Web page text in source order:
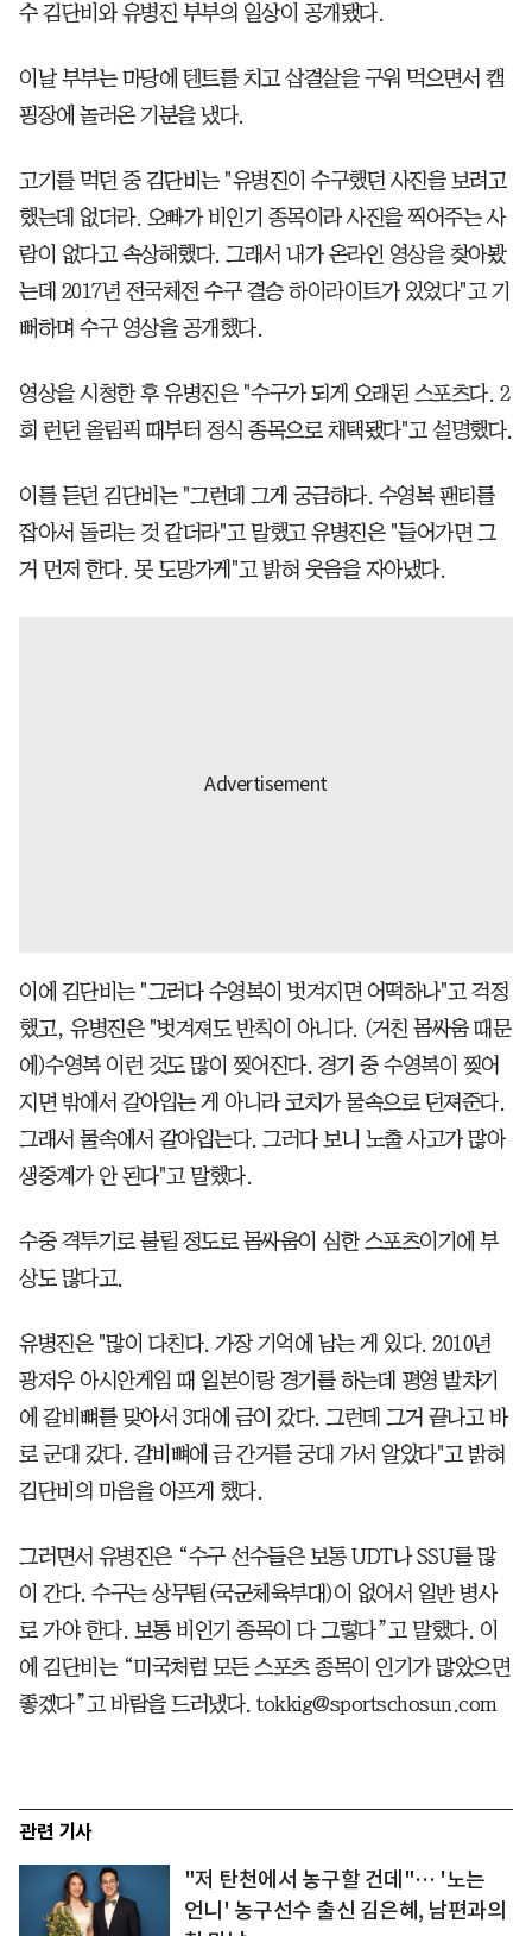
수 김단비와 유병진 부부의 일상이 공개됐다.
이날 부부는 마당에 텐트를 치고 삽결살을 구워 먹으면서 캠
핑장에 놀러온 기분을 냈다.
고기를 먹던 중 김단비는 "유병진이 수구했던 사진을 보려고
했는데 없더라. 오빠가 비인기 종목이라 사진을 찍어주는 사
람이 없다고 속상해했다. 그래서 내가 온라인 영상을 찾아봤
는데 2017년 전국체전 수구 결승 하이라이트가 있었다"고 기
뻐하며 수구 영상을 공개했다.
영상을 시청한 후 유병진은 "수구가 되게 오래된 스포츠다. 2
회 런던 올림픽 때부터 정식 종목으로 채택됐다"고 설명했다.
이를 듣던 김단비는 "그런데 그게 궁금하다. 수영복 팬티를
잡아서 돌리는 것 같더라"고 말했고 유병진은 "들어가면 그
거 먼저 한다. 못 도망가게"고 밝혀 웃음을 자아냈다.
이에 김단비는 "그러다 수영복이 벗겨지면 어떡하나"고 걱정
했고, 유병진은 "벗겨져도 반칙이 아니다. (거친 몸싸움 때문
에)수영복 이런 것도 많이 찢어진다. 경기 중 수영복이 찢어
지면 밖에서 갈아입는 게 아니라 코치가 물속으로 던져준다.
그래서 물속에서 갈아입는다. 그러다 보니 노출 사고가 많아
생중계가 안 된다"고 말했다.
수중 격투기로 불릴 정도로 몸싸움이 심한 스포츠이기에 부
상도 많다고.
유병진은 "많이 다친다. 가장 기억에 남는 게 있다. 2010년
광저우 아시안게임 때 일본이랑 경기를 하는데 평영 발차기
에 갈비뼈를 맞아서 3대에 금이 갔다. 그런데 그거 끝나고 바
로 군대 갔다. 갈비뼈에 금 간거를 궁대 가서 알았다"고 밝혀
김단비의 마음을 아프게 했다.
그러면서 유병진은 “수구 선수들은 보통 UDT나 SSU를 많
이 간다. 수구는 상무팀(국군체육부대)이 없어서 일반 병사
로 가야 한다. 보통 비인기 종목이 다 그렇다”고 말했다. 이
에 김단비는 “미국처럼 모든 스포츠 종목이 인기가 많았으면
좋겠다”고 바람을 드러냈다. tokkig@sportschosun.com
관련 기사
"저 탄천에서 농구할 건데"… '노는
언니' 농구선수 출신 김은혜, 남편과의